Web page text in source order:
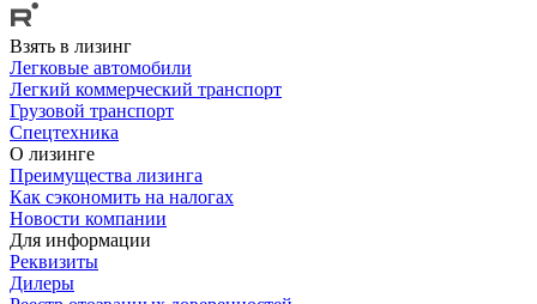
Взять в лизинг
Легковые автомобили
Легкий коммерческий транспорт
Грузовой транспорт
Спецтехника
О лизинге
Преимущества лизинга
Как сэкономить на налогах
Новости компании
Для информации
Реквизиты
Дилеры